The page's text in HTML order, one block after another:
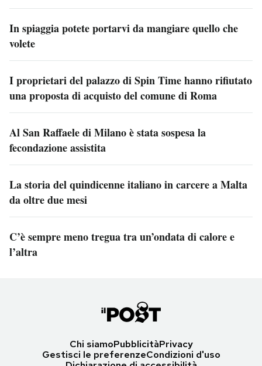
In spiaggia potete portarvi da mangiare quello che
volete
I proprietari del palazzo di Spin Time hanno rifiutato
una proposta di acquisto del comune di Roma
Al San Raffaele di Milano è stata sospesa la
fecondazione assistita
La storia del quindicenne italiano in carcere a Malta
da oltre due mesi
C’è sempre meno tregua tra un’ondata di calore e
l’altra
Chi siamoPubblicitàPrivacy
Gestisci le preferenzeCondizioni d'uso